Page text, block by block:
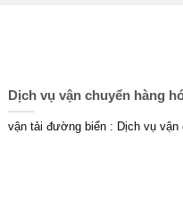
Dịch vụ vận chuyển hàng
vận tải đường biển : Dịch vụ vận